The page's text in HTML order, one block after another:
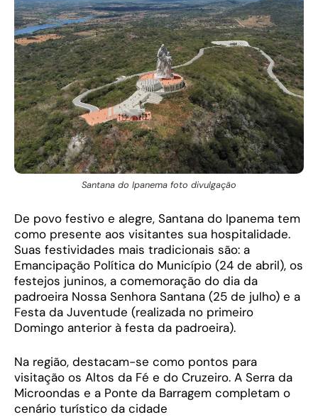
Santana do Ipanema foto divulgação
De povo festivo e alegre, Santana do Ipanema tem
como presente aos visitantes sua hospitalidade.
Suas festividades mais tradicionais são: a
Emancipação Política do Município (24 de abril), os
festejos juninos, a comemoração do dia da
padroeira Nossa Senhora Santana (25 de julho) e a
Festa da Juventude (realizada no primeiro
Domingo anterior à festa da padroeira).
Na região, destacam-se como pontos para
visitação os Altos da Fé e do Cruzeiro. A Serra da
Microondas e a Ponte da Barragem completam o
cenário turístico da cidade